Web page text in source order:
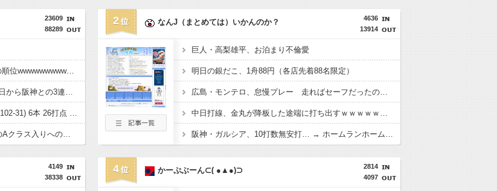
23609
88289
交流戦終わったころの順位と現在の順位wwwwwwwwwwwwwwwwwwww
3連勝で最下位を脱出した中日、今日から阪神との3連戦（ビジター）
エンカーナシオン(De) 25試合 .304(102-31) 6本 26打点 出塁率.311 OPS.831 wRC+137 WAR+0.7
中日ドラゴンズ借金20からの奇跡のAクラス入りへの最終兵器上林誠知、逆転2ランホームランにフェン直3塁打で完全復活をアピール
2
4636
13914
なんJ（まとめては）いかんのか？
巨人・高梨雄平、お泊まり不倫愛
明日の銀だこ、1舟88円（各店先着88名限定）
広島・モンテロ、怠慢プレー 走ればセーフだったのに途中でベンチへ帰ろうとしてしまうｗｗｗｗ
中日打線、金丸が降板した途端に打ち出すｗｗｗｗｗｗｗｗ
阪神・ガルシア、10打数無安打… → ホームランホームランｗｗｗｗ
4149
38338
4
2814
4097
かーぷぶーん⊂( ●▲●)⊃